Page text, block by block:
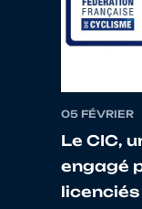
05 FÉVRIER
Le CIC,
engagé
licenciés